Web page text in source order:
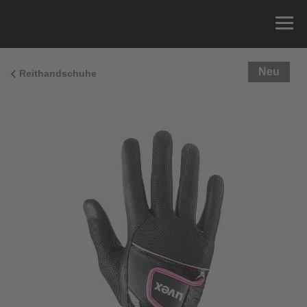
Reithandschuhe Neu
Sie können einfach Ihren Handumfang messen und
die richtige Größe aus der Größentabelle unten
x Umfang
15.0 cm
15.5 cm